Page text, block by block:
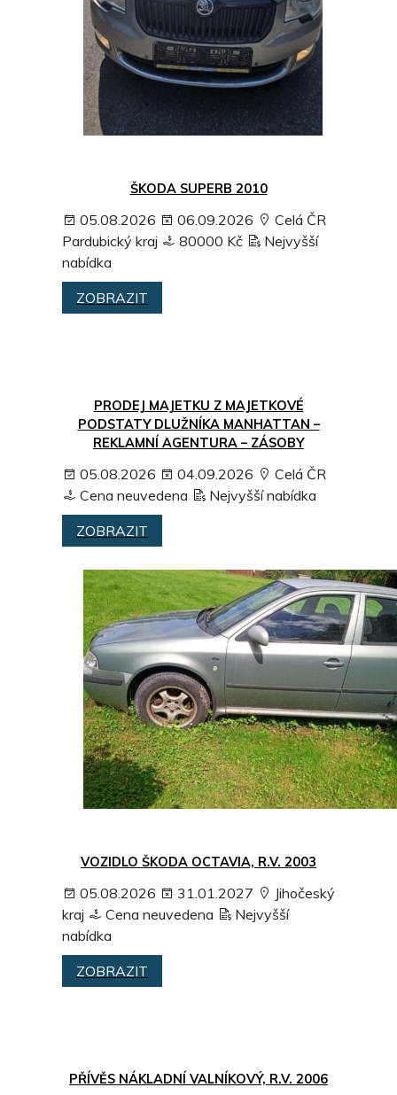
ŠKODA SUPERB 2010
05.08.2026 06.09.2026
Celá ČR
Pardubický kraj
80000 Kč
Nejvyšší
nabídka
ZOBRAZIT
PRODEJ MAJETKU Z MAJETKOVÉ
PODSTATY DLUŽNÍKA MANHATTAN –
REKLAMNÍ AGENTURA – ZÁSOBY
05.08.2026 04.09.2026
Celá ČR
Cena neuvedena
Nejvyšší nabídka
ZOBRAZIT
VOZIDLO ŠKODA OCTAVIA, R.V. 2003
05.08.2026 31.01.2027
Jihočeský
kraj
Cena neuvedena
Nejvyšší
nabídka
ZOBRAZIT
PŘÍVĚS NÁKLADNÍ VALNÍKOVÝ, R.V. 2006